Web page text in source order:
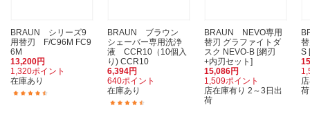
BRAUN シリーズ9
用替刃 F/C96M FC9
6M
13,200円
1,320ポイント
在庫あり
BRAUN ブラウン
シェーバー専用洗浄
液 CCR10（10個入
り) CCR10
6,394円
640ポイント
在庫あり
BRAUN NEVO専用
替刃 グラファイトダ
スク NEVO-B [網刃
+内刃セット]
15,086円
1,509ポイント
店在庫有り 2～3日出
荷
S
荷